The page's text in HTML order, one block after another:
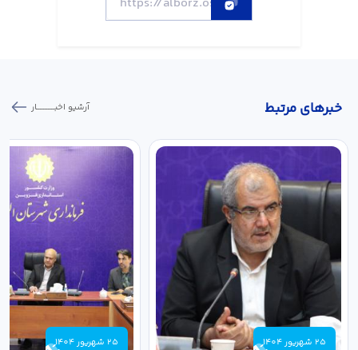
خبر‌های مرتبط آرشیو اخبـــــــــــار
25 شهریور 1404 25 شهریور 1404